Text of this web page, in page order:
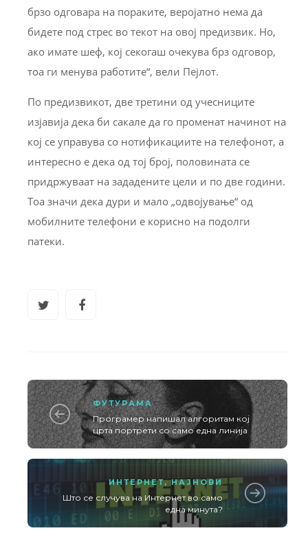
брзо одговара на пораките, веројатно нема да
бидете под стрес во текот на овој предизвик. Но,
ако имате шеф, кој секогаш очекува брз одговор,
тоа ги менува работите“, вели Пејлот.
По предизвикот, две третини од учесниците
изјавија дека би сакале да го променат начинот на
кој се управува со нотификациите на телефонот, а
интересно е дека од тој број, половината се
придржуваат на зададените цели и по две години.
Тоа значи дека дури и мало „одвојување“ од
мобилните телефони е корисно на подолги
патеки.
ФУТУРАМА
Програмер напишал алгоритам кој
црта портрети со само една линија
ИНТЕРНЕТ,НАЈНОВИ
Што се случува на Интернет во само
една минута?